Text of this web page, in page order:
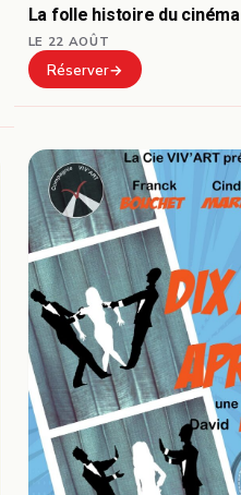
La folle histoire du cinéma
LE 22 AOÛT
Réserver